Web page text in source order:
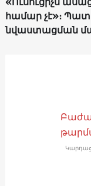
համար չէ»։
նվաստացման